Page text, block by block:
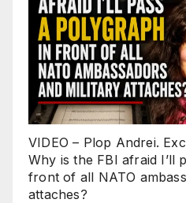
VIDEO – Plop Andrei.
Why is the FBI afraid I’ll
front of all NATO
attaches?